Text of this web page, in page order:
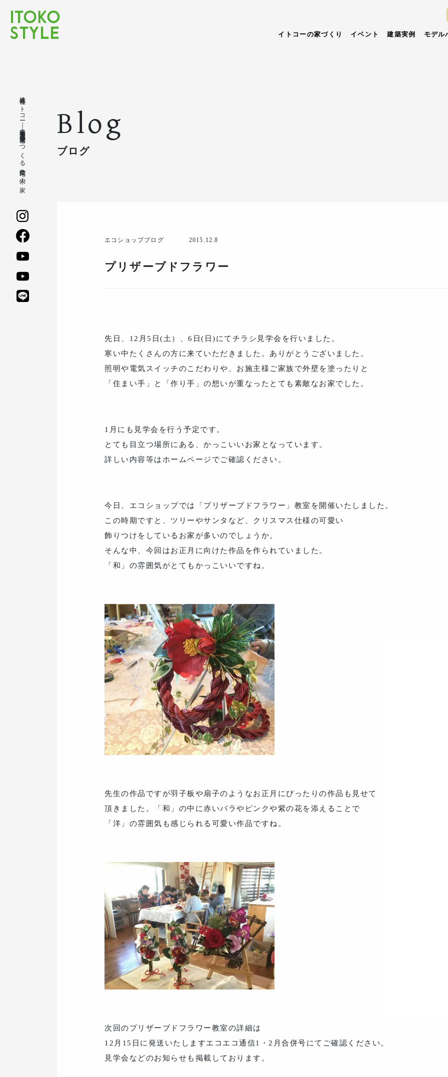
イトコーの家づくり イベント 建築実例 モデル
株式会社イトコー｜豊橋市・豊川市・蒲郡市・新城市でつくる注文住宅の木の家 Blog
ブログ
エコショップブログ 2015.12.8
プリザーブドフラワー
先日、12月5日(土）、6日(日)にてチラシ見学会を行いました。
寒い中たくさんの方に来ていただきました。ありがとうございました。
照明や電気スイッチのこだわりや、お施主様ご家族で外壁を塗ったりと
「住まい手」と「作り手」の想いが重なったとても素敵なお家でした。
1月にも見学会を行う予定です。
とても目立つ場所にある、かっこいいお家となっています。
詳しい内容等はホームページでご確認ください。
今日、エコショップでは「プリザーブドフラワー」教室を開催いたしました。
この時期ですと、ツリーやサンタなど、クリスマス仕様の可愛い
飾りつけをしているお家が多いのでしょうか。
そんな中、今回はお正月に向けた作品を作られていました。
「和」の雰囲気がとてもかっこいいですね。
先生の作品ですが羽子板や扇子のようなお正月にぴったりの作品も見せて
頂きました。「和」の中に赤いバラやピンクや紫の花を添えることで
「洋」の雰囲気も感じられる可愛い作品ですね。
次回のプリザーブドフラワー教室の詳細は
12月15日に発送いたしますエコエコ通信1・2月合併号にてご確認ください。
見学会などのお知らせも掲載しております。